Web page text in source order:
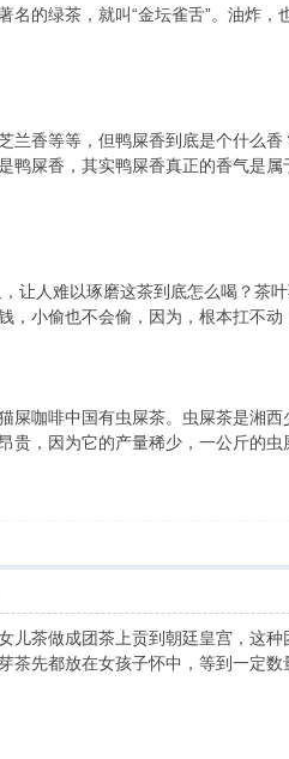
的绿茶，就叫“金坛雀舌”。油炸
兰香等等，但鸭屎香到底是个什么
鸭屎香，其实鸭屎香真正的香气是
让人难以琢磨这茶到底怎么喝？
，小偷也不会偷，因为，根本扛不动
屎咖啡中国有虫屎茶。虫屎茶是湘
，因为它的产量稀少，一公斤的
茶做成团茶上贡到朝廷皇宫，这种
先都放在女孩子怀中，等到一定数